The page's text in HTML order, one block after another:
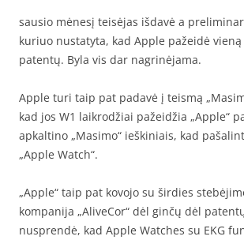
sausio mėnesį teisėjas išdavė a
kuriuo nustatyta, kad Apple pažeidė
patentų. Byla vis dar nagrinėjama.
Apple turi taip pat padavė į teismą
kad jos W1 laikrodžiai pažeidžia „Apple“
apkaltino „Masimo“ ieškiniais, kad
„Apple Watch“.
„Apple“ taip pat kovojo su širdies
kompanija „AliveCor“ dėl ginčų dėl
nusprendė, kad Apple Watches su EKG